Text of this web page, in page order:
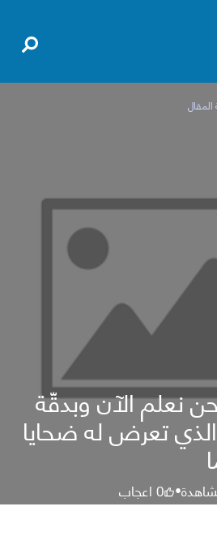
نعلم الآن وبدقّة
تعرض له ضحايا
•
0اعجاب